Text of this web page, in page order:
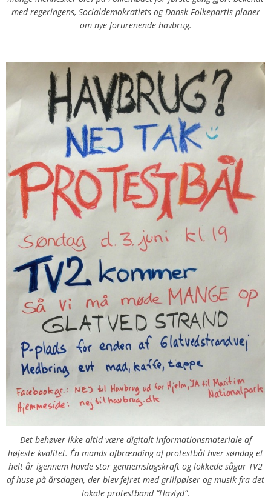
med regeringens, Socialdemokratiets og Dansk Folkepartis planer
om nye forurenende havbrug.
Det behøver ikke altid være digitalt informationsmateriale af
højeste kvalitet. Én mands afbrænding af protestbål hver søndag et
helt år igennem havde stor gennemslagskraft og lokkede sågar TV2
af huse på årsdagen, der blev fejret med grillpølser og musik fra det
lokale protestband “Havlyd”.